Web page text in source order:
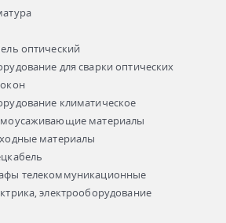
оптический
для сварки оптических
климатическое
материалы
материалы
телекоммуникационные
электрооборудование